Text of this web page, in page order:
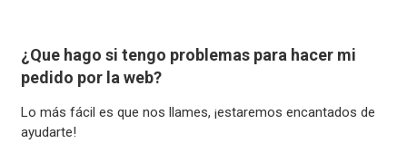
¿Que hago si tengo problemas para hacer mi
pedido por la web?
Lo más fácil es que nos llames, ¡estaremos encantados de
ayudarte!